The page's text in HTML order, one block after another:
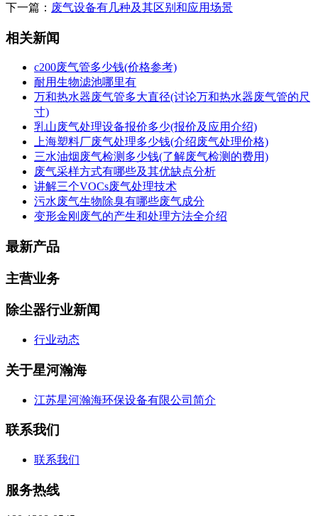
下一篇： 废气设备有几种及其区别和应用场景
相关新闻
c200废气管多少钱(价格参考)
耐用生物滤池哪里有
万和热水器废气管多大直径(讨论万和热水器废气管的尺
寸)
乳山废气处理设备报价多少(报价及应用介绍)
上海塑料厂废气处理多少钱(介绍废气处理价格)
三水油烟废气检测多少钱(了解废气检测的费用)
废气采样方式有哪些及其优缺点分析
讲解三个VOCs废气处理技术
污水废气生物除臭有哪些废气成分
变形金刚废气的产生和处理方法全介绍
最新产品
主营业务
除尘器行业新闻
行业动态
关于星河瀚海
江苏星河瀚海环保设备有限公司简介
联系我们
联系我们
服务热线